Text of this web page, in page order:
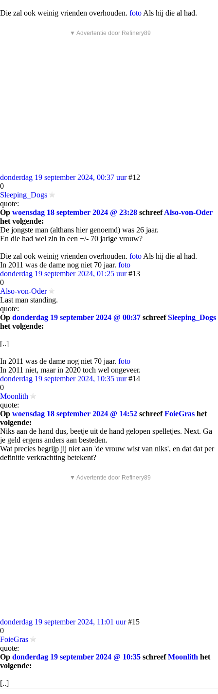
Die zal ook weinig vrienden overhouden. foto Als hij die al had.
▼ Advertentie door Refinery89
donderdag 19 september 2024, 00:37 uur #12
0
Sleeping_Dogs
quote:
Op woensdag 18 september 2024 @ 23:28 schreefAlso-von-Oder
het volgende:
De jongste man (althans hier genoemd) was 26 jaar.
En die had wel zin in een +/- 70 jarige vrouw?
Die zal ook weinig vrienden overhouden. foto Als hij die al had.
In 2011 was de dame nog niet 70 jaar. foto
donderdag 19 september 2024, 01:25 uur #13
0
Also-von-Oder
Last man standing.
quote:
Op donderdag 19 september 2024 @ 00:37 schreefSleeping_Dogs
het volgende:
[..]
In 2011 was de dame nog niet 70 jaar. foto
In 2011 niet, maar in 2020 toch wel ongeveer.
donderdag 19 september 2024, 10:35 uur #14
0
Moonlith
quote:
Op woensdag 18 september 2024 @ 14:52 schreefFoieGras het
volgende:
Niks aan de hand dus, beetje uit de hand gelopen spelletjes. Next. Ga
je geld ergens anders aan besteden.
Wat precies begrijp jij niet aan 'de vrouw wist van niks', en dat dat per
definitie verkrachting betekent?
▼ Advertentie door Refinery89
donderdag 19 september 2024, 11:01 uur #15
0
FoieGras
quote:
Op donderdag 19 september 2024 @ 10:35 schreefMoonlith het
volgende:
[..]